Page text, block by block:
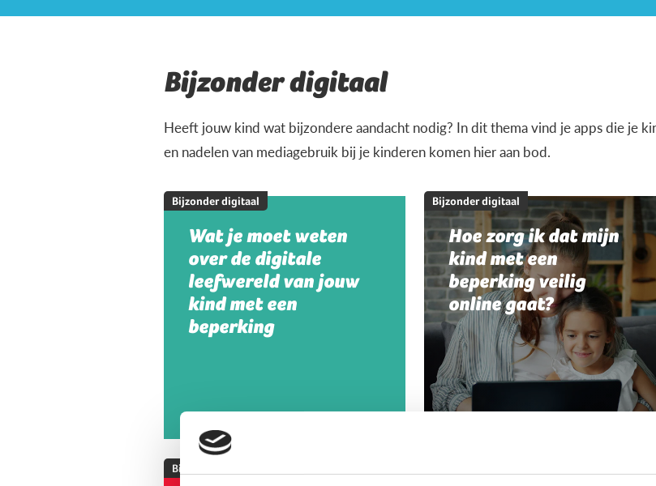
Bijzonder digitaal
Heeft jouw kind wat bijzondere aandacht nodig? In dit thema vind je apps die je
en nadelen van mediagebruik bij je kinderen komen hier aan bod.
Bijzonder digitaal
Wat je moet weten
over de digitale
leefwereld van jouw
kind met een
beperking
Bijzonder digitaal
Hoe zorg ik dat mijn
kind met een
beperking veilig
online gaat?
Bijzonder digitaal